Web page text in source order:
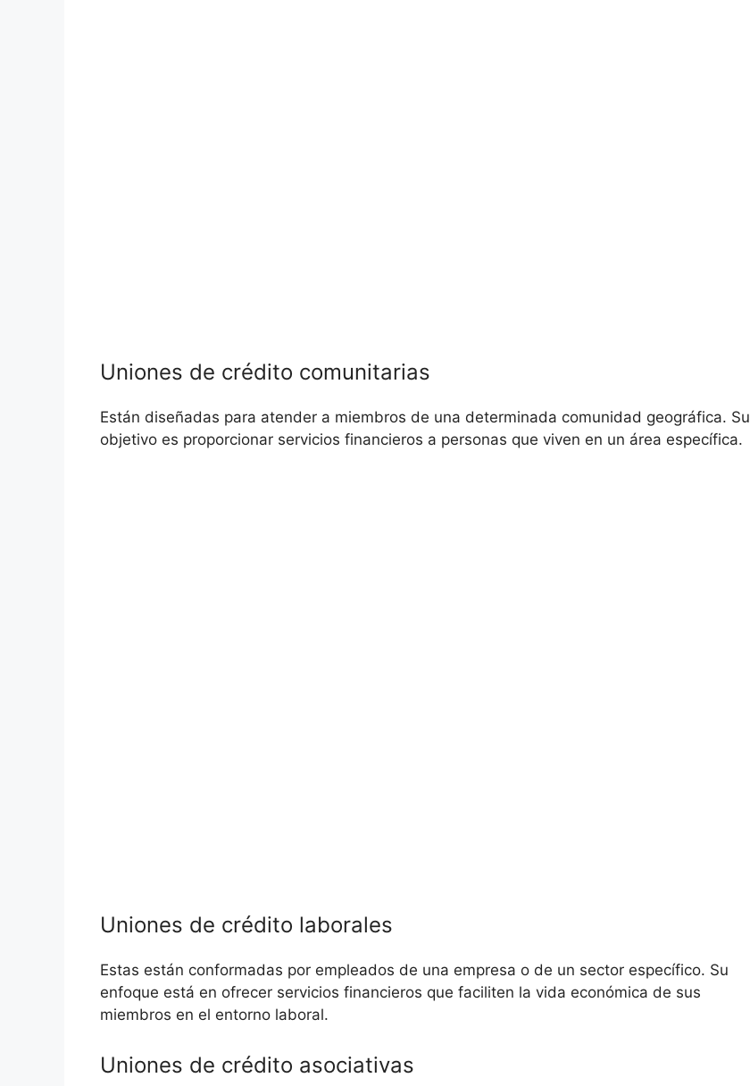
Uniones de crédito comunitarias
Están diseñadas para atender a miembros de una determinada comunidad geográfica. Su
objetivo es proporcionar servicios financieros a personas que viven en un área específica.
Uniones de crédito laborales
Estas están conformadas por empleados de una empresa o de un sector específico. Su
enfoque está en ofrecer servicios financieros que faciliten la vida económica de sus
miembros en el entorno laboral.
Uniones de crédito asociativas